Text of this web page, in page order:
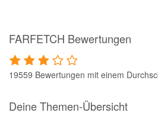
FARFETCH Bewertungen
19559 Bewertungen mit einem
Deine Themen-Übersicht